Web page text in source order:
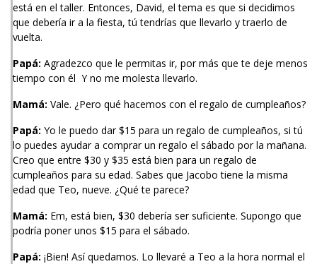
está en el taller. Entonces, David, el tema es que si decidimos
que debería ir a la fiesta, tú tendrías que llevarlo y traerlo de
vuelta.
Papá: Agradezco que le permitas ir, por más que te deje menos
tiempo con él Y no me molesta llevarlo.
Mamá: Vale. ¿Pero qué hacemos con el regalo de cumpleaños?
Papá: Yo le puedo dar $15 para un regalo de cumpleaños, si tú
lo puedes ayudar a comprar un regalo el sábado por la mañana.
Creo que entre $30 y $35 está bien para un regalo de
cumpleaños para su edad. Sabes que Jacobo tiene la misma
edad que Teo, nueve. ¿Qué te parece?
Mamá: Em, está bien, $30 debería ser suficiente. Supongo que
podría poner unos $15 para el sábado.
Papá: ¡Bien! Así quedamos. Lo llevaré a Teo a la hora normal el